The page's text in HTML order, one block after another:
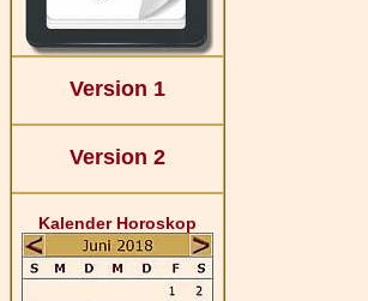
Version 1
Version 2
Kalender Horoskop